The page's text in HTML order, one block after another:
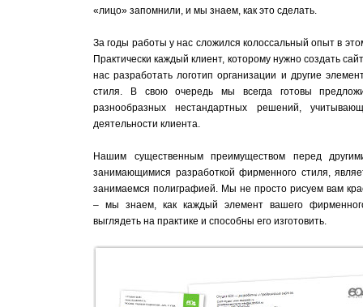
«лицо» запомнили, и мы знаем, как это сделать.
За годы работы у нас сложился колоссальный опыт в
Практически каждый клиент, которому нужно создать
нас разработать логотип организации и другие
стиля. В свою очередь мы всегда готовы
разнообразных нестандартных решений,
деятельности клиента.
Нашим существенным преимуществом перед
занимающимися разработкой фирменного стиля,
занимаемся полиграфией. Мы не просто рисуем вам
– мы знаем, как каждый элемент вашего
выглядеть на практике и способны его изготовить.